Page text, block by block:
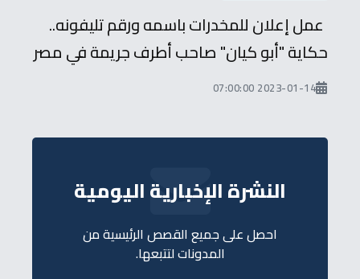
عمل إعلان للمخدرات باسمه ورقم تليفونه..
حكاية "أبو كيان" صاحب أطرف جريمة في مصر
2023-01-14 07:00:00
النشرة الإخبارية اليومية
احصل على جميع القصص الرئيسية من
المدونات لتتبعها.